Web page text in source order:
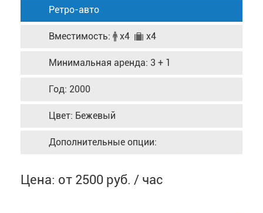
Ретро-авто
Вместимость: x4 x4
Минимальная аренда: 3 + 1
Год: 2000
Цвет: Бежевый
Дополнительные опции:
Цена: от 2500 руб. / час